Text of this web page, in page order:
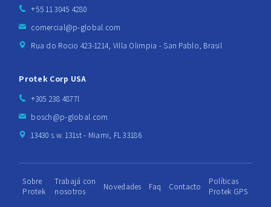
+55 11 3045 4280
comercial@p-global.com
Rua do Rocio 423-1214, Villa Olimpia - San Pablo, Brasil
Protek Corp USA
+305 238 4877l
bosch@p-global.com
13430 s.w. 131st - Miami, FL 33186
Sobre
Protek
Trabajá con
nosotros
Novedades Faq Contacto
Políticas
Protek GPS